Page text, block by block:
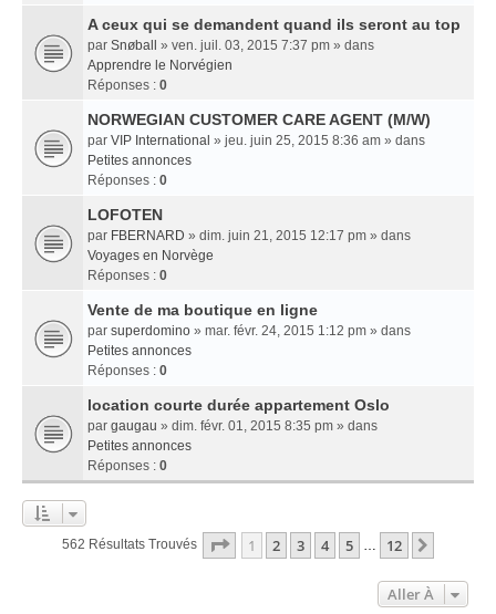
A ceux qui se demandent quand ils seront au top
par Snøball
» ven. juil. 03, 2015 7:37 pm » dans
Apprendre le Norvégien
Réponses : 0
NORWEGIAN CUSTOMER CARE AGENT (M/W)
par VIP International » jeu. juin 25, 2015 8:36 am » dans
Petites annonces
Réponses : 0
LOFOTEN
par FBERNARD » dim. juin 21, 2015 12:17 pm » dans
Voyages en Norvège
Réponses : 0
Vente de ma boutique en ligne
par superdomino » mar. févr. 24, 2015 1:12 pm » dans
Petites annonces
Réponses : 0
location courte durée appartement Oslo
par gaugau » dim. févr. 01, 2015 8:35 pm » dans
Petites annonces
Réponses : 0
562 Résultats Trouvés Page 1Sur
1 2 3 4 5 … 12
Aller À